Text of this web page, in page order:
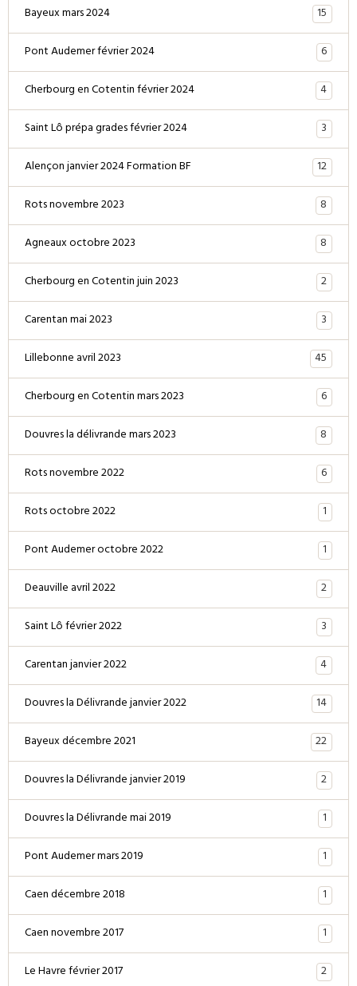
Bayeux mars 2024
15
Pont Audemer février 2024
6
Cherbourg en Cotentin février 2024
4
Saint Lô prépa grades février 2024
3
Alençon janvier 2024 Formation BF
12
Rots novembre 2023
8
Agneaux octobre 2023
8
Cherbourg en Cotentin juin 2023
2
Carentan mai 2023
3
Lillebonne avril 2023
45
Cherbourg en Cotentin mars 2023
6
Douvres la délivrande mars 2023
8
Rots novembre 2022
6
Rots octobre 2022
1
Pont Audemer octobre 2022
1
Deauville avril 2022
2
Saint Lô février 2022
3
Carentan janvier 2022
4
Douvres la Délivrande janvier 2022
14
Bayeux décembre 2021
22
Douvres la Délivrande janvier 2019
2
Douvres la Délivrande mai 2019
1
Pont Audemer mars 2019
1
Caen décembre 2018
1
Caen novembre 2017
1
Le Havre février 2017
2